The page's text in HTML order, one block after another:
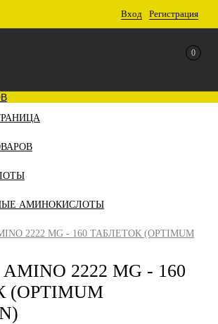
Вход Регистрация
0
АМИНОКИСЛОТЫ
2222 MG - 160 ТАБЛЕТОК (OPTIMUM
AMINO 2222 MG - 160